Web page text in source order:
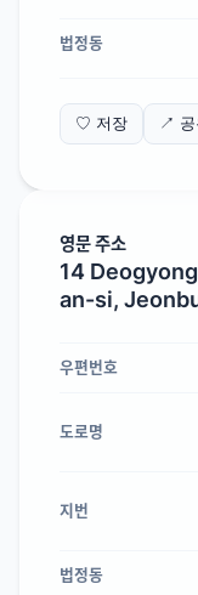
법정동
♡ 저장 ↗ 공
영문 주소
14
an-si,
우편번호
도로명
지번
법정동